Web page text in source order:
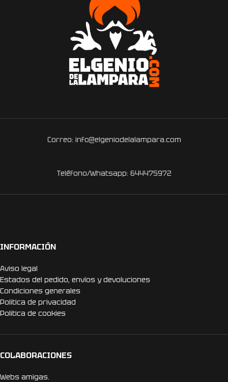
Correo: info@elgeniodelalampara.com
Teléfono/Whatsapp: 644475972
INFORMACIÓN
Aviso legal
Estados del pedido, envíos y devoluciones
Condiciones generales
Politica de privacidad
Politica de cookies
COLABORACIONES
Webs amigas.